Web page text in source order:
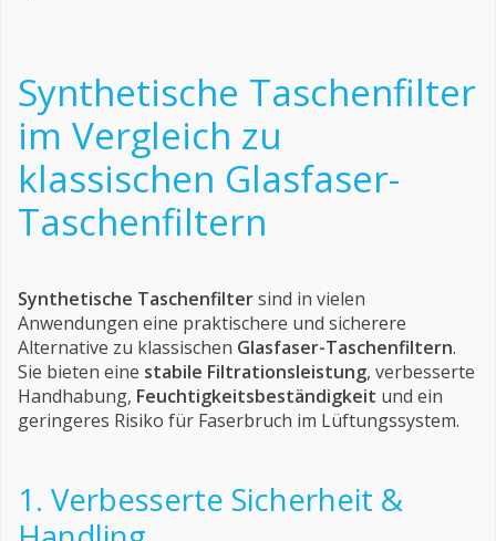
Synthetische Taschenfilter
im Vergleich zu
klassischen Glasfaser-
Taschenfiltern
Synthetische Taschenfiltersind in vielen
Anwendungen eine praktischere und sicherere
Alternative zu klassischen Glasfaser-Taschenfiltern.
Sie bieten eine stabile Filtrationsleistung, verbesserte
Handhabung, Feuchtigkeitsbeständigkeit und ein
geringeres Risiko für Faserbruch im Lüftungssystem.
1. Verbesserte Sicherheit &